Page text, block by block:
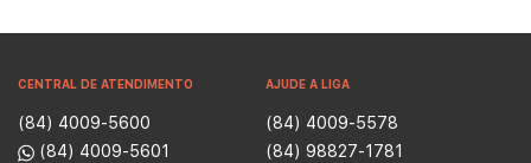
CENTRAL DE ATENDIMENTO
(84) 4009-5600
(84) 4009-5601
AJUDE A LIGA
(84) 4009-5578
(84) 98827-1781